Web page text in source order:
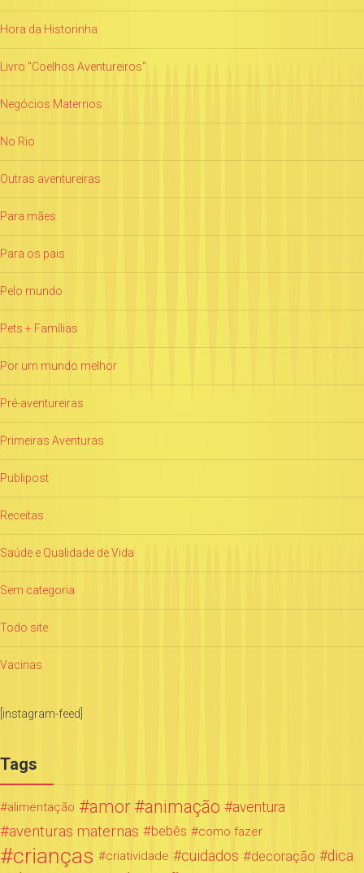
Hora da Historinha
Livro "Coelhos Aventureiros"
Negócios Maternos
No Rio
Outras aventureiras
Para mães
Para os pais
Pelo mundo
Pets + Famílias
Por um mundo melhor
Pré-aventureiras
Primeiras Aventuras
Publipost
Receitas
Saúde e Qualidade de Vida
Sem categoria
Todo site
Vacinas
[instagram-feed]
Tags
alimentação amor animação aventura
aventuras maternas bebês como fazer
crianças criatividade cuidados decoração dica